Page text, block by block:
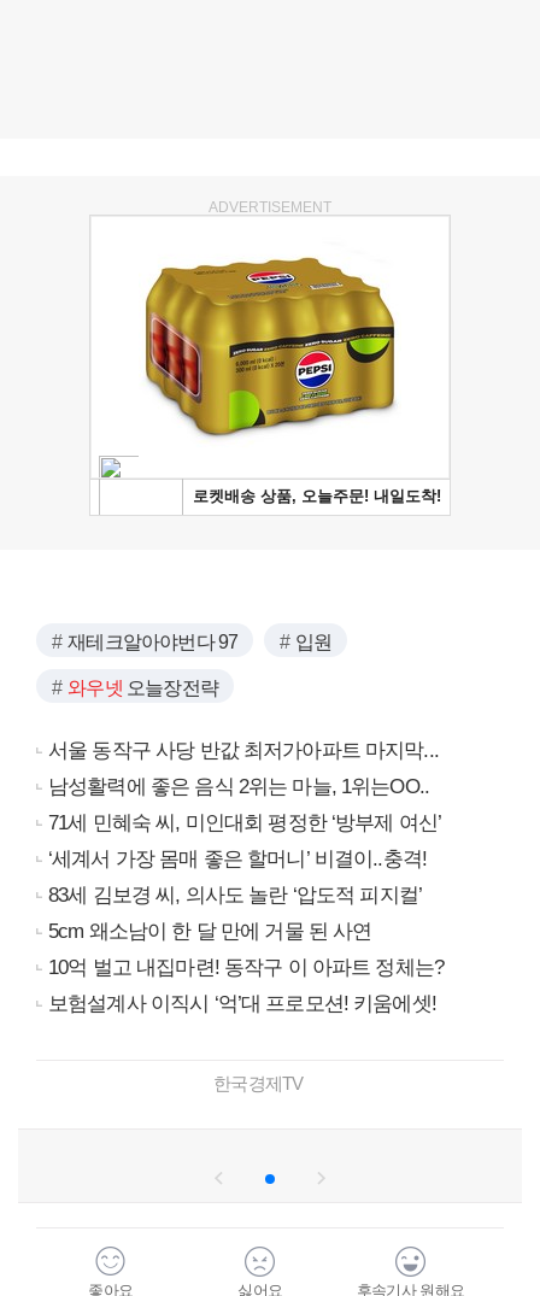
ADVERTISEMENT
재테크알아야번다 97 입원
와우넷 오늘장전략
서울 동작구 사당 반값 최저가아파트 마지막...
남성활력에 좋은 음식 2위는 마늘, 1위는OO..
71세 민혜숙 씨, 미인대회 평정한 ‘방부제 여신’
‘세계서 가장 몸매 좋은 할머니’ 비결이..충격!
83세 김보경 씨, 의사도 놀란 ‘압도적 피지컬’
5cm 왜소남이 한 달 만에 거물 된 사연
10억 벌고 내집마련! 동작구 이 아파트 정체는?
보험설계사 이직시 ‘억’대 프로모션! 키움에셋!
한국경제TV
좋아요
싫어요
후속기사 원해요